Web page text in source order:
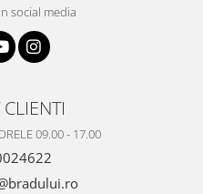
social media
09.00 - 17.00